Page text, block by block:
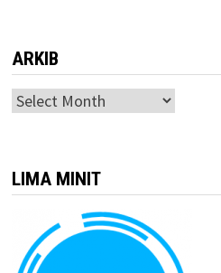
ARKIB
ARKIB
LIMA MINIT